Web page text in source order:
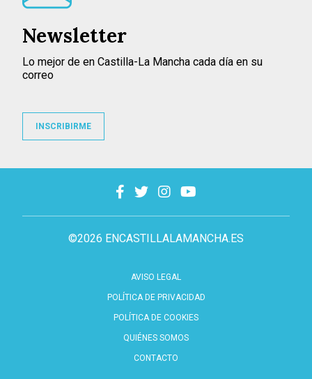
©2026 ENCASTILLALAMANCHA.ES
AVISO LEGAL
POLÍTICA DE PRIVACIDAD
POLÍTICA DE COOKIES
QUIÉNES SOMOS
CONTACTO
Newsletter
Lo mejor de en Castilla-La Mancha cada día en su
correo
INSCRIBIRME